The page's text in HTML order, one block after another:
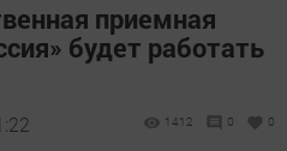
приемная
будет работать
1412 0 0